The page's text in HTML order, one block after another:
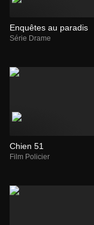
Enquêtes au paradis
Série Drame
Chien 51
Film Policier